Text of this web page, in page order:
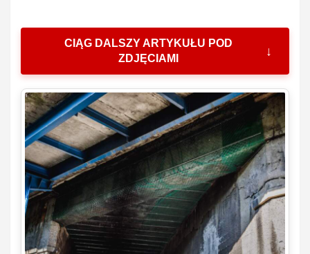
CIĄG DALSZY ARTYKUŁU POD
ZDJĘCIAMI